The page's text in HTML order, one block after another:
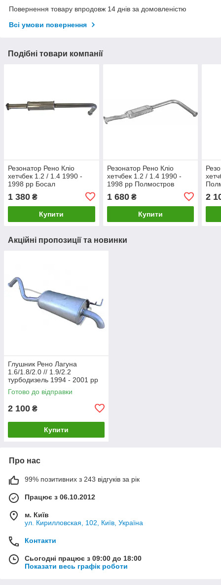
Повернення товару впродовж 14 днів за домовленістю
Всі умови повернення
Подібні товари компанії
Резонатор Рено Кліо
хетчбек 1.2 / 1.4 1990 -
1998 рр Босал
1 380 ₴
Купити
Резонатор Рено Кліо
хетчбек 1.2 / 1.4 1990 -
1998 рр Полмостров
1 680₴
Купити
2
Акційні пропозиції та новинки
Глушник Рено Лагуна
1.6/1.8/2.0 // 1.9/2.2
турбодизель 1994 - 2001 рр
Босал
Готово до відправки
2 100 ₴
Купити
Про нас
99% позитивних з 243 відгуків за рік
Працює з 06.10.2012
м. Київ
ул. Кирилловская, 102, Київ, Україна
Контакти
Сьогодні працює з 09:00 до 18:00
Показати весь графік роботи